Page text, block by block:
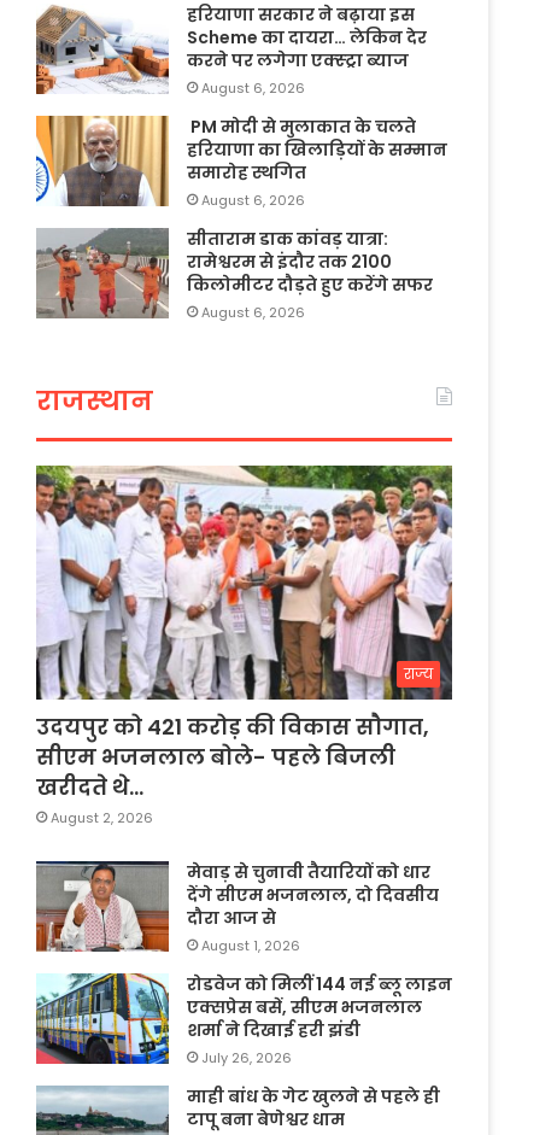
हरियाणा सरकार ने बढ़ाया इस
Scheme का दायरा… लेकिन देर
करने पर लगेगा एक्स्ट्रा ब्याज
August 6, 2026
PM मोदी से मुलाकात के चलते
हरियाणा का खिलाड़ियों के सम्मान
समारोह स्थगित
August 6, 2026
सीताराम डाक कांवड़ यात्रा:
रामेश्वरम से इंदौर तक 2100
किलोमीटर दौड़ते हुए करेंगे सफर
August 6, 2026
राजस्थान
राज्य
उदयपुर को 421 करोड़ की विकास सौगात,
सीएम भजनलाल बोले- पहले बिजली
खरीदते थे…
August 2, 2026
मेवाड़ से चुनावी तैयारियों को धार
देंगे सीएम भजनलाल, दो दिवसीय
दौरा आज से
August 1, 2026
रोडवेज को मिलीं 144 नई ब्लू लाइन
एक्सप्रेस बसें, सीएम भजनलाल
शर्मा ने दिखाई हरी झंडी
July 26, 2026
माही बांध के गेट खुलने से पहले ही
टापू बना बेणेश्वर धाम